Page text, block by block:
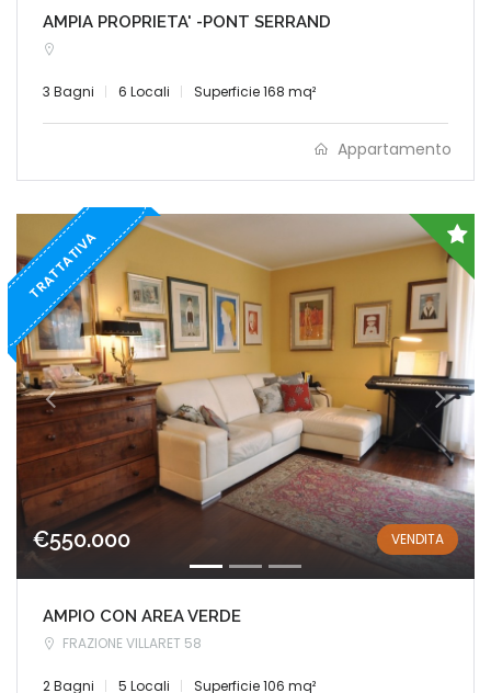
AMPIA PROPRIETA' -PONT SERRAND
3 Bagni 6 Locali Superficie 168 mq²
Appartamento
TRATTATIVA
€550.000 VENDITA
AMPIO CON AREA VERDE
FRAZIONE VILLARET 58
2 Bagni 5 Locali Superficie 106 mq²